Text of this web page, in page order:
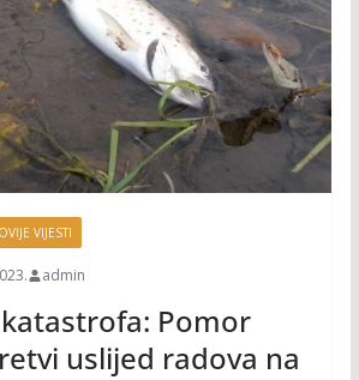
VIJESTI
admin
Pomor
uslijed radova na